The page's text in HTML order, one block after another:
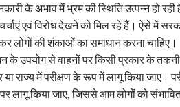
के अभाव में भ्रम की स्थिति उत्पन्न हो
एवं विरोध देखने को मिल रहे हैं। ऐसे में
लोगों की शंकाओं का समाधान करना चाहिए।
के उपयोग से वाहनों पर किसी प्रकार के
राज्य में परीक्षण के रूप में लागू किया जाए।
लागू किया जाए, जिससे आम लोगों को